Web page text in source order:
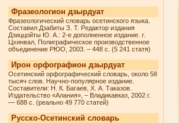
Фразеологион дзырдуат
Фразеологический словарь осетинского языка.
Составил Дзабиты З. Т. Редактор издания
Дзиццойты Ю. А.: 2-е дополненное издание. г.
Цхинвал, Полиграфическое производственное
объединение РЮО, 2003. – 448 с. (5 241 статя)
Ирон орфографион дзырдуат
Осетинский орфографический словарь, около 58
тысяч слов. Научно-популярное издание.
Составители: Н. К. Багаев, Х. А. Таказов.
Издательство «Алания», – Владикавказ, 2002 г.
— 688 с. (реально 49 770 статей)
Русско-Осетинский словарь